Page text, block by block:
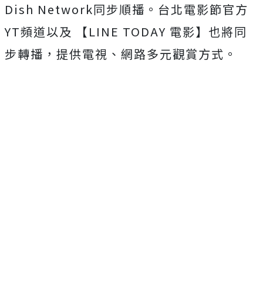
Dish Network同步順播。台北電影節官方
YT頻道以及 【LINE TODAY 電影】也將同
步轉播，提供電視、網路多元觀賞方式。